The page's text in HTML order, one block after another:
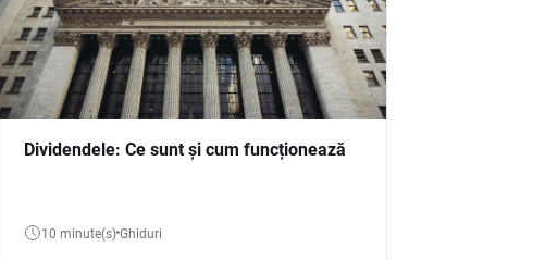
Dividendele: Ce sunt și cum funcționează
10 minute(s) Ghiduri